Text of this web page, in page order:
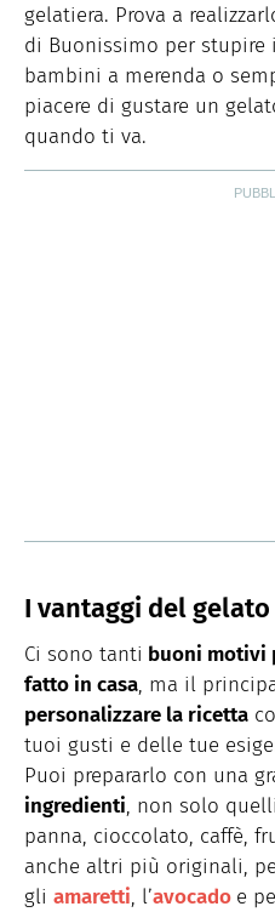
gelatiera. Prova a
di Buonissimo per
bambini a merenda o
piacere di gustare un
quando ti va.
I vantaggi del
Ci sono tanti buoni motivi
fatto in casa, ma il
personalizzare la ricetta
tuoi gusti e delle tue
Puoi prepararlo con una
ingredienti, non solo
panna, cioccolato, caffè,
anche altri più originali,
gli amaretti, l’avocado e